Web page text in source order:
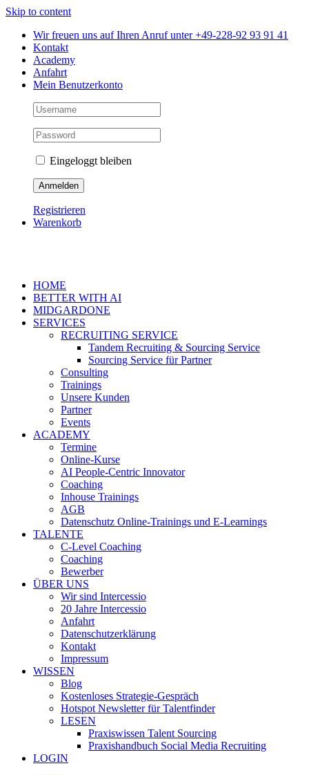
Skip to content
Wir freuen uns auf Ihren Anruf unter +49-228-92 93 91 41
Kontakt
Academy
Anfahrt
Mein Benutzerkonto
Eingeloggt bleiben
Registrieren
Warenkorb
HOME
BETTER WITH AI
MIDGARDONE
SERVICES
RECRUITING SERVICE
Tandem Recruiting & Sourcing Service
Sourcing Service für Partner
Consulting
Trainings
Unsere Kunden
Partner
Events
ACADEMY
Termine
Online-Kurse
AI People-Centric Innovator
Coaching
Inhouse Trainings
AGB
Datenschutz Online-Trainings und E-Learnings
TALENTE
C-Level Coaching
Coaching
Bewerber
ÜBER UNS
Wir sind Intercessio
20 Jahre Intercessio
Anfahrt
Datenschutzerklärung
Kontakt
Impressum
WISSEN
Blog
Kostenloses Strategie-Gespräch
Hotspot Newsletter für Talentfinder
LESEN
Praxiswissen Talent Sourcing
Praxishandbuch Social Media Recruiting
LOGIN